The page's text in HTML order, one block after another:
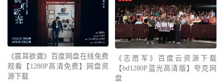
《震耳欲聋》百度网盘在线免费
观看【1280P高清免费】网盘资
源下载
《志愿军》百度云资源下载
【bd1280P蓝光高清版】夸克网
盘